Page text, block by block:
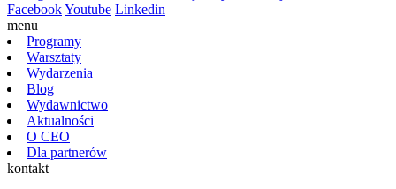
FacebookYoutube Linkedin
menu
Programy
Warsztaty
Wydarzenia
Blog
Wydawnictwo
Aktualności
O CEO
Dla partnerów
kontakt